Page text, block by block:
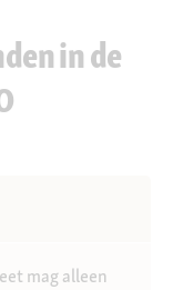
in de
mag alleen